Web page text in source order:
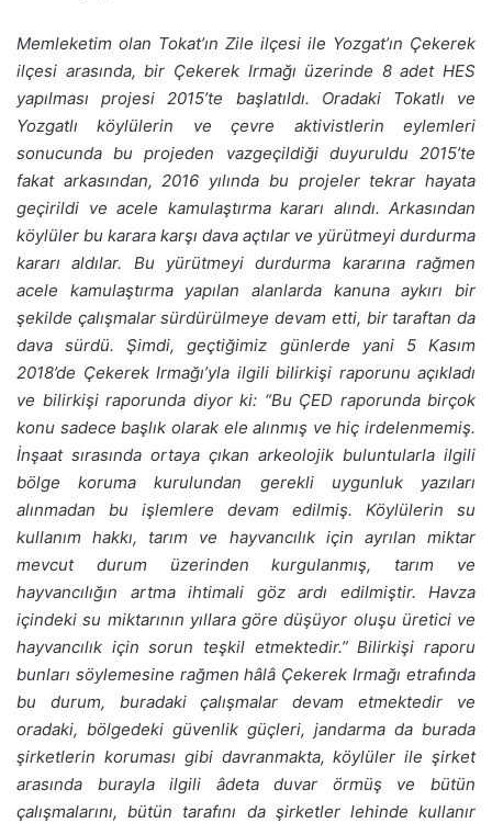
Memleketim olan Tokat’ın Zile ilçesi ile Yozgat’ın Çekerek
ilçesi arasında, bir Çekerek Irmağı üzerinde 8 adet HES
yapılması projesi 2015’te başlatıldı. Oradaki Tokatlı ve
Yozgatlı köylülerin ve çevre aktivistlerin eylemleri
sonucunda bu projeden vazgeçildiği duyuruldu 2015’te
fakat arkasından, 2016 yılında bu projeler tekrar hayata
geçirildi ve acele kamulaştırma kararı alındı. Arkasından
köylüler bu karara karşı dava açtılar ve yürütmeyi durdurma
kararı aldılar. Bu yürütmeyi durdurma kararına rağmen
acele kamulaştırma yapılan alanlarda kanuna aykırı bir
şekilde çalışmalar sürdürülmeye devam etti, bir taraftan da
dava sürdü. Şimdi, geçtiğimiz günlerde yani 5 Kasım
2018’de Çekerek Irmağı’yla ilgili bilirkişi raporunu açıkladı
ve bilirkişi raporunda diyor ki: “Bu ÇED raporunda birçok
konu sadece başlık olarak ele alınmış ve hiç irdelenmemiş.
İnşaat sırasında ortaya çıkan arkeolojik buluntularla ilgili
bölge koruma kurulundan gerekli uygunluk yazıları
alınmadan bu işlemlere devam edilmiş. Köylülerin su
kullanım hakkı, tarım ve hayvancılık için ayrılan miktar
mevcut durum üzerinden kurgulanmış, tarım ve
hayvancılığın artma ihtimali göz ardı edilmiştir. Havza
içindeki su miktarının yıllara göre düşüyor oluşu üretici ve
hayvancılık için sorun teşkil etmektedir.” Bilirkişi raporu
bunları söylemesine rağmen hâlâ Çekerek Irmağı etrafında
bu durum, buradaki çalışmalar devam etmektedir ve
oradaki, bölgedeki güvenlik güçleri, jandarma da burada
şirketlerin koruması gibi davranmakta, köylüler ile şirket
arasında burayla ilgili âdeta duvar örmüş ve bütün
çalışmalarını, bütün tarafını da şirketler lehinde kullanır